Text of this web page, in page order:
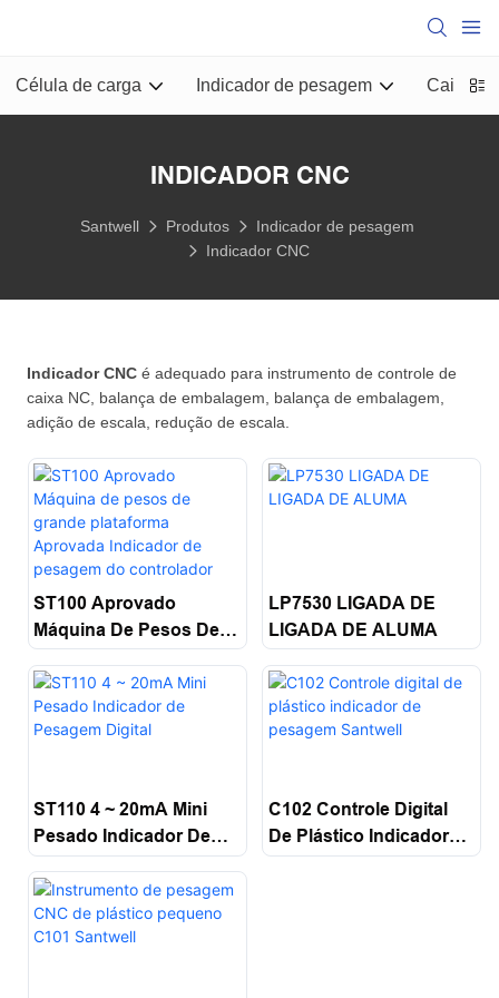
Célula de carga Indicador de pesagem Caixa
INDICADOR CNC
Santwell Produtos
Indicador de pesagem
Indicador CNC
Indicador CNC é adequado para instrumento de controle de
caixa NC, balança de embalagem, balança de embalagem,
adição de escala, redução de escala.
ST100 Aprovado
Máquina De Pesos De
Aprovada Indicador De
Pesagem Do
Controlador Santwell
LP7530 LIGADA DE
LIGADA DE ALUMA
ST110 4 ~ 20mA Mini
Pesado Indicador De
Pesagem Digital
C102 Controle Digital
De Plástico Indicador